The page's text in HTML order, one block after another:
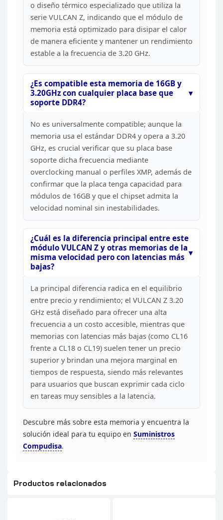
o diseño térmico especializado que utiliza la
serie VULCAN Z, indicando que el módulo de
memoria está optimizado para disipar el calor
de manera eficiente y mantener un rendimiento
estable a la frecuencia de 3.20 GHz.
¿Es compatible esta memoria de 16GB y
3.20GHz con cualquier placa base que
soporte DDR4?
No es universalmente compatible; aunque la
memoria usa el estándar DDR4 y opera a 3.20
GHz, es crucial verificar que su placa base
soporte dicha frecuencia mediante
overclocking manual o perfiles XMP, además de
confirmar que la placa tenga capacidad para
módulos de 16GB y que el chipset admita la
velocidad nominal sin inestabilidades.
¿Cuál es la diferencia principal entre este
módulo VULCAN Z y otras memorias de la
misma velocidad pero con latencias más
bajas?
La principal diferencia radica en el equilibrio
entre precio y rendimiento; el VULCAN Z 3.20
GHz está diseñado para ofrecer una alta
frecuencia a un costo accesible, mientras que
memorias con latencias más bajas (como CL16
frente a CL18 o CL19) suelen tener un precio
superior y brindan una mejora marginal en
tiempos de respuesta, siendo más relevantes
para usuarios que buscan exprimir cada ciclo
en tareas muysensibles a la latencia.
Descubre más sobre esta memoria y encuentra la
solución ideal para tu equipo en Suministros
Compudisa.
Productos relacionados